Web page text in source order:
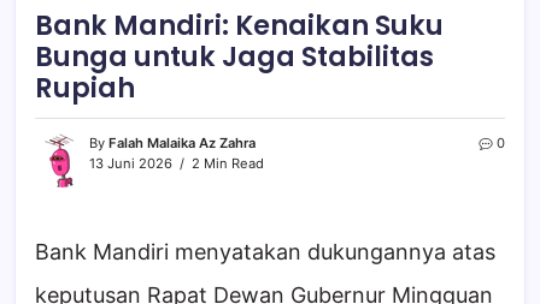
Bank Mandiri: Kenaikan Suku
Bunga untuk Jaga Stabilitas
Rupiah
By Falah Malaika Az Zahra
13 Juni 2026
2 Min Read
0
Bank Mandiri menyatakan dukungannya atas
keputusan Rapat Dewan Gubernur Mingguan